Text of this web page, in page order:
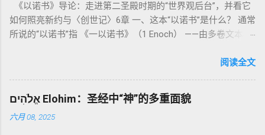
中活出“圣洁”。圣洁不仅是内心态度，更是生活方式。 二、献
祭制度：与神相交的通道 前七章详细描述五种祭： 燔祭
（olah）：全然献上，象征奉献与赎罪； 素祭 （minchah）：
团契的象征； 赎罪祭 （chatat）：针对无意之罪的遮盖； 赎愆
祭 （asham）：针对特定罪行的赔偿与赎回。 这些制度不是单
纯宗教仪式，而是 神提供给罪人恢复关系的方式 。 希伯来文
祂的子民得洁净并维系同在。 三、祭司制度与敬拜秩序 亚伦与
《以诺书》导论：走进第二圣殿时期的“世界观后台”，并看它
如何照亮新约与〈创世记〉6章 一、这本“以诺书”是什么？ 通常
所说的“以诺书”指 《一以诺书》（1 Enoch） ——由多卷文本构
世纪），虽不在犹太/基督教主流正典之内（ 埃塞俄比亚正教
吉兹语（埃塞俄比亚语） 保存， 死海古卷 出土了多份 阿拉姆
语 残卷，另有 希腊文 片段，显示其广泛流传。 《一以诺书》
大体由五部分组成（作者与年代各异）： 《守望者之书》（1–
阅读全文
אֱלֹהִים Elohim：圣经中“神”的多重面貌
六月 08, 2025